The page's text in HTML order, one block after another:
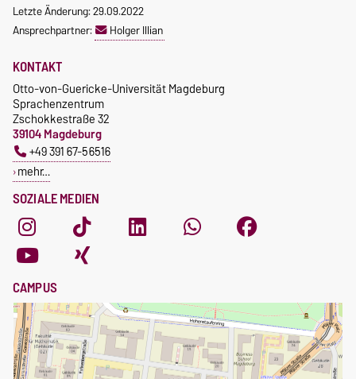
Letzte Änderung: 29.09.2022
Ansprechpartner:
Holger Illian
SOZIALE MEDIEN
KONTAKT
Otto-von-Guericke-Universität Magdeburg
Sprachenzentrum
Zschokkestraße 32
39104 Magdeburg
+49 391 67-56516
mehr…
CAMPUS